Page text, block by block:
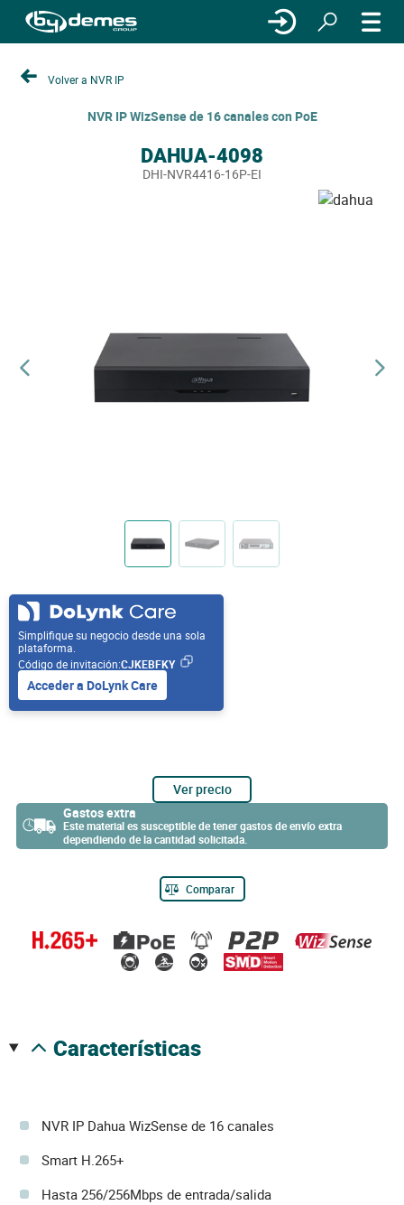
Volver a NVR IP
NVR IP WizSense de 16 canales con PoE
DAHUA-4098
DHI-NVR4416-16P-EI
Simplifique su negocio desde una sola
plataforma.
Código de invitación:CJKEBFKY
Acceder a DoLynk Care
Ver precio
Gastos extra
Este material es susceptible de tener gastos de envío extra
dependiendo de la cantidad solicitada.
Comparar
características
NVR IP Dahua WizSense de 16 canales
Smart H.265+
Hasta 256/256Mbps de entrada/salida